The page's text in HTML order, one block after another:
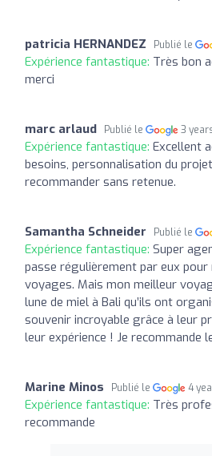
patricia HERNANDEZ Publié le
Expérience fantastique: Très bon
merci
marc arlaud Publié le 3
Expérience fantastique: Excellent
besoins, personnalisation du
recommander sans retenue.
Samantha Schneider Publié le
Expérience fantastique: Super
passe régulièrement par eux
voyages. Mais mon meilleur
lune de miel à Bali qu’ils ont
souvenir incroyable grâce à leur
leur expérience ! Je recommande
Marine Minos Publié le 4
Expérience fantastique: Très
recommande